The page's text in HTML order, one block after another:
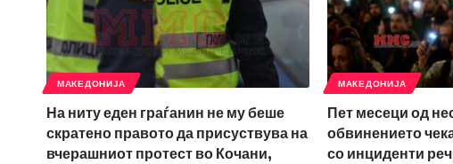
МАКЕДОНИЈА
На ниту еден граѓанин не му беше
скратено правото да присуствува на
вчерашниот протест во Кочани,
МАКЕДОНИЈА
Пет месеци од
обвинението
со инциденти